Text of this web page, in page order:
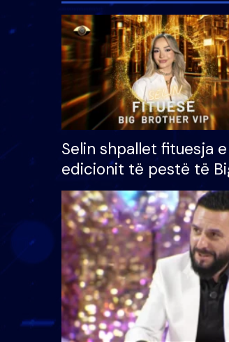
Selin shpallet fituesja e
edicionit të pestë të
Brother VIP, rrëmben
çmimin e madh prej
mijë eurosh